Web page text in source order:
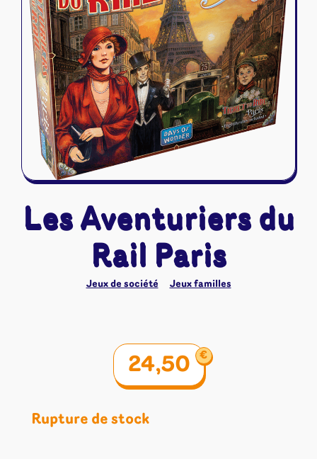
Naruto Mythos
Autres
Tapis de jeu
Les Aventuriers du
Rail Paris
Jeux de société Jeux familles
24,50 €
Rupture de stock